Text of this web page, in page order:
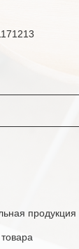
продукция